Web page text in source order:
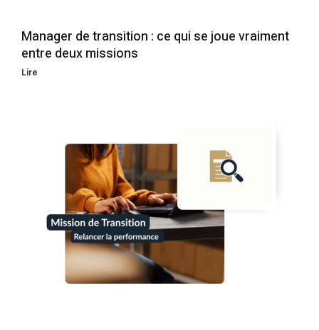
Manager de transition : ce qui se joue vraiment
entre deux missions
Lire